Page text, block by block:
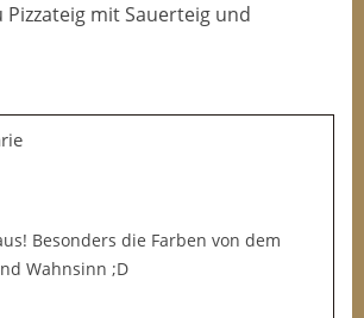
Pizzateig mit Sauerteig und
Besonders die Farben von dem
Wahnsinn ;D